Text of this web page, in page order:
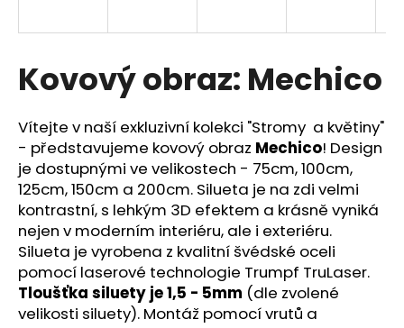
Kovový obraz: Mechico
Vítejte v naší exkluzivní kolekci "Stromy a květiny"
- představujeme kovový obraz Mechico! Design
je dostupnými ve velikostech - 75cm, 100cm,
125cm, 150cm a 200cm. Silueta je na zdi velmi
kontrastní, s lehkým 3D efektem a krásně vyniká
nejen v moderním interiéru, ale i exteriéru.
Silueta je vyrobena z kvalitní švédské oceli
pomocí laserové technologie Trumpf TruLaser.
Tloušťka siluety je 1,5 - 5mm (dle zvolené
velikosti siluety). Montáž pomocí vrutů a
í
t
?
HLEDAT
D
o